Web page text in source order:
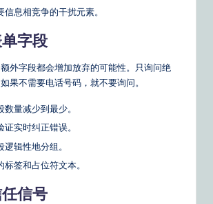
信息相竞争的干扰元素。
字段
外字段都会增加放弃的可能性。只询问绝
果不需要电话号码，就不要询问。
数量减少到最少。
证实时纠正错误。
辑性地分组。
标签和占位符文本。
信号